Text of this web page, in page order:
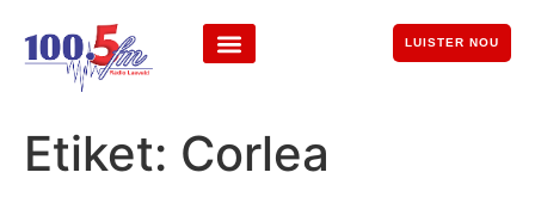
LUISTER NOU
Etiket: Corlea